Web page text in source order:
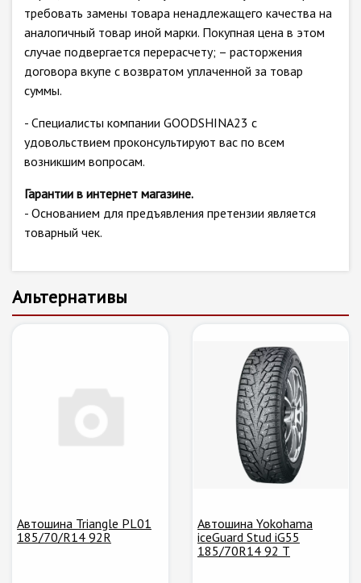
требовать замены товара ненадлежащего качества на
аналогичный товар иной марки. Покупная цена в этом
случае подвергается перерасчету; – расторжения
договора вкупе с возвратом уплаченной за товар
суммы.
- Специалисты компании GOODSHINA23 с
удовольствием проконсультируют вас по всем
возникшим вопросам.
Гарантии в интернет магазине.
- Основанием для предъявления претензии является
товарный чек.
Альтернативы
Автошина Triangle PL01
185/70/R14 92R
Автошина Yokohama
iceGuard Stud iG55
185/70R14 92 T